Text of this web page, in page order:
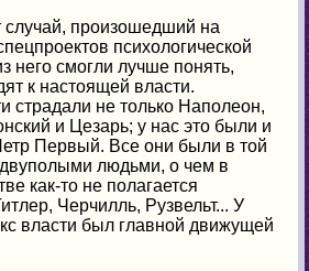
случай, произошедший на
психологической
него смогли лучше понять,
к настоящей власти.
страдали не только Наполеон,
и Цезарь; у нас это были и
Первый. Все они были в той
людьми, о чем в
как-то не полагается
Черчилль, Рузвельт... У
власти был главной движущей